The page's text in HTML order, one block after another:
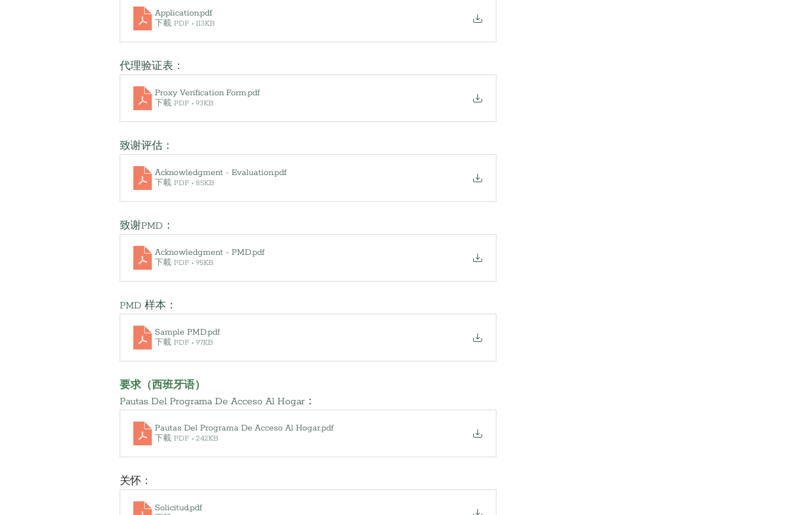
Application.pdf
下載 PDF • 113KB
代理验证表：
Proxy Verification Form.pdf
下載 PDF • 93KB
致谢评估：
Acknowledgment - Evaluation.pdf
下載 PDF • 85KB
致谢PMD：
Acknowledgment - PMD.pdf
下載 PDF • 95KB
PMD 样本：
Sample PMD.pdf
下載 PDF • 97KB
要求（西班牙语）
Pautas Del Programa De Acceso Al Hogar：
Pautas Del Programa De Acceso Al Hogar.pdf
下載 PDF • 242KB
关怀 ：
Solicitud.pdf